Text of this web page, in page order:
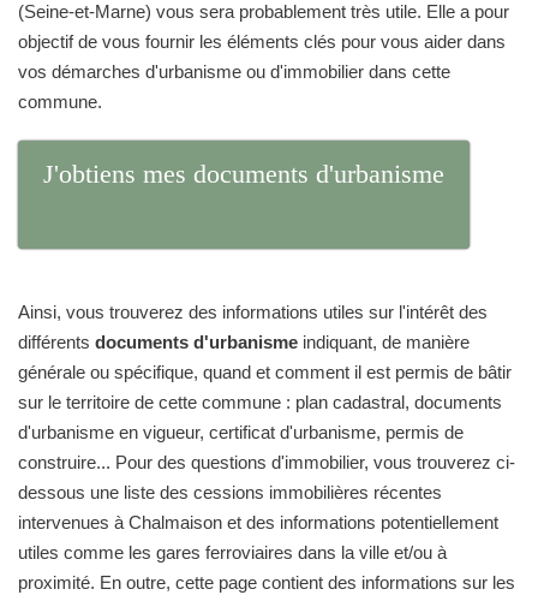
(Seine-et-Marne) vous sera probablement très utile. Elle a pour
objectif de vous fournir les éléments clés pour vous aider dans
vos démarches d'urbanisme ou d'immobilier dans cette
commune.
J'obtiens mes documents d'urbanisme
Ainsi, vous trouverez des informations utiles sur l'intérêt des
différents documents d'urbanisme indiquant, de manière
générale ou spécifique, quand et comment il est permis de bâtir
sur le territoire de cette commune : plan cadastral, documents
d'urbanisme en vigueur, certificat d'urbanisme, permis de
construire... Pour des questions d'immobilier, vous trouverez ci-
dessous une liste des cessions immobilières récentes
intervenues à Chalmaison et des informations potentiellement
utiles comme les gares ferroviaires dans la ville et/ou à
proximité. En outre, cette page contient des informations sur les